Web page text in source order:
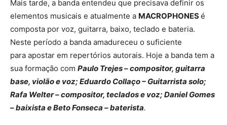
Mais tarde, a banda entendeu que precisava definir os
elementos musicais e atualmente a MACROPHONESé
composta por voz, guitarra, baixo, teclado e bateria.
Neste período a banda amadureceu o suficiente
para apostar em repertórios autorais. Hoje a banda tem a
sua formação com Paulo Trejes – compositor, guitarra
base, violão e voz; Eduardo Collaço – Guitarrista solo;
Rafa Welter – compositor, teclados e voz; Daniel Gomes
– baixista e Beto Fonseca – baterista.